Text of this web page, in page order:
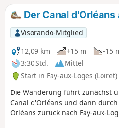
Rundwanderung führt über
sehr abwechslungsreiche
führen: weite Ebenen, Unterholz
Die Route endet an den Ufern des
d’Orléans und der hübschen
Vergessen Sie Ihr Fernglas nicht.
Der Canal
Visorando-Mitglied
12,09 km
+15 m
-15
3:30 Std.
Mittel
Start in Fay-aux-Loges (Loiret)
Die Wanderung führt zunächst
Canal d'Orléans und dann
Orléans zurück nach Fay-aux-